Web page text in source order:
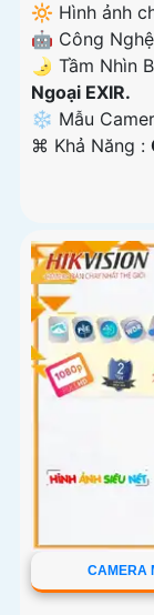
🔆 Hình ảnh
🤖️ Công
🌛 Tầm Nhìn
Ngoại EXIR.
❄ Mẫu
️⌘ Khả Năng :
CAMERA